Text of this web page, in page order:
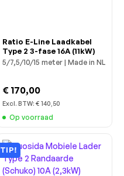
Ratio E-Line Laadkabel
Type 2 3-fase 16A (11kW)
5/7,5/10/15 meter | Made in NL
€ 170,00
Excl. BTW: € 140,50
Op voorraad
TIP!